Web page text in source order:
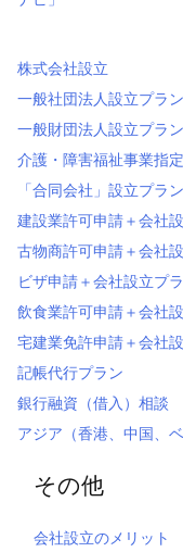
株式会社設立
一般社団法人設立プラン
一般財団法人設立プラン
介護・障害福祉事業指
「合同会社」設立プラン
建設業許可申請＋会社
古物商許可申請＋会社
ビザ申請＋会社設立プ
飲食業許可申請＋会社
宅建業免許申請＋会社
記帳代行プラン
銀行融資（借入）相談
アジア（香港、中国、
その他
会社設立のメリット